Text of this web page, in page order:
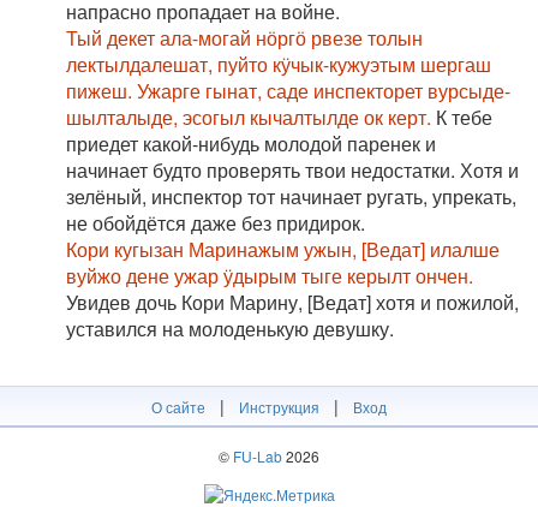
напрасно пропадает на войне.
Тый декет ала-могай нӧргӧ рвезе толын
лектылдалешат, пуйто кӱчык-кужуэтым шергаш
пижеш. Ужарге гынат, саде инспекторет вурсыде-
шылталыде, эсогыл кычалтылде ок керт. К тебе
приедет какой-нибудь молодой паренек и
начинает будто проверять твои недостатки. Хотя и
зелёный, инспектор тот начинает ругать, упрекать,
не обойдётся даже без придирок.
Кори кугызан Маринажым ужын, [Ведат] илалше
вуйжо дене ужар ӱдырым тыге керылт ончен.
Увидев дочь Кори Марину, [Ведат] хотя и пожилой,
уставился на молоденькую девушку.
О сайте | Инструкция | Вход
© FU-Lab2026